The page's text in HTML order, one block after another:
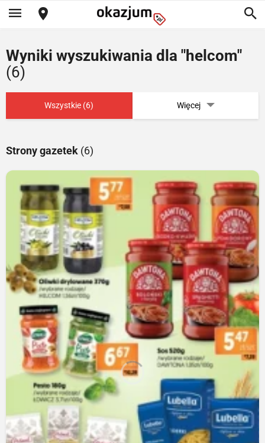
Wyniki wyszukiwania dla "helcom"
(6)
Wszystkie (6) Więcej
Strony gazetek (6)